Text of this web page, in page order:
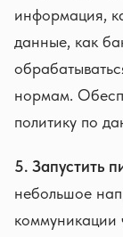
информация,
данные, как
нормам.
политику по
5. Запустить
небольшое
коммуникации